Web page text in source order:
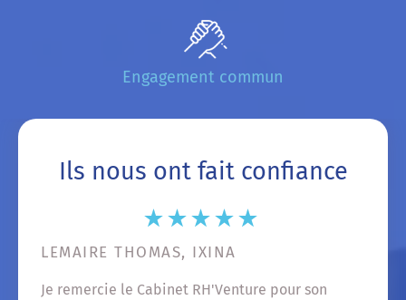
Engagement commun
Ils nous ont fait confiance
LEMAIRE THOMAS, IXINA
Je remercie le Cabinet RH'Venture pour son